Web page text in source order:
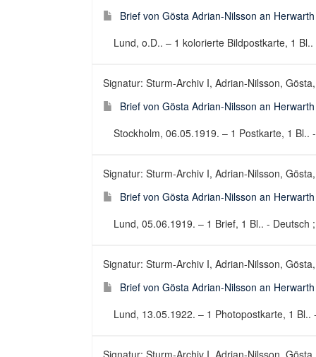
Brief von Gösta Adrian-Nilsson an
Lund, o.D.. – 1 kolorierte Bildpostkarte, 1
Signatur: Sturm-Archiv I, Adrian-Nilsson,
Brief von Gösta Adrian-Nilsson an
Stockholm, 06.05.1919. – 1 Postkarte, 1
Signatur: Sturm-Archiv I, Adrian-Nilsson,
Brief von Gösta Adrian-Nilsson an
Lund, 05.06.1919. – 1 Brief, 1 Bl.. - Deutsch
Signatur: Sturm-Archiv I, Adrian-Nilsson,
Brief von Gösta Adrian-Nilsson an
Lund, 13.05.1922. – 1 Photopostkarte, 1
Signatur: Sturm-Archiv I, Adrian-Nilsson,